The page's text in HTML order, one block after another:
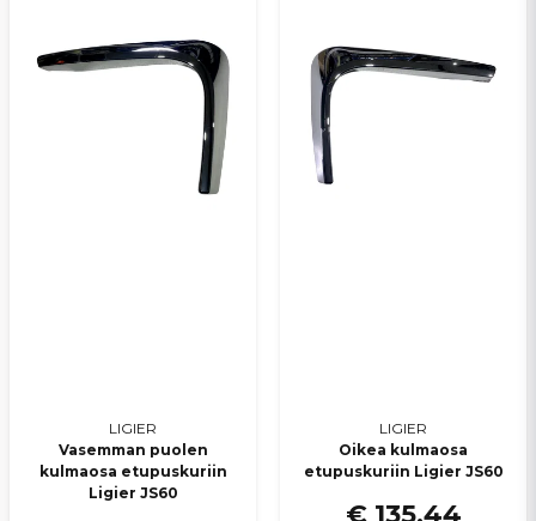
LIGIER
Vasemman puolen
kulmaosa etupuskuriin
Ligier JS60
LIGIER
Oikea kulmaosa
etupuskuriin Ligier JS60
€ 135,44